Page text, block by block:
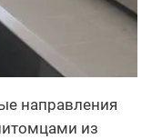
направления
из